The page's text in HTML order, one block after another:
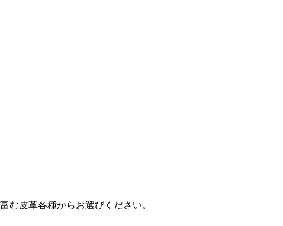
む皮革各種からお選びください。